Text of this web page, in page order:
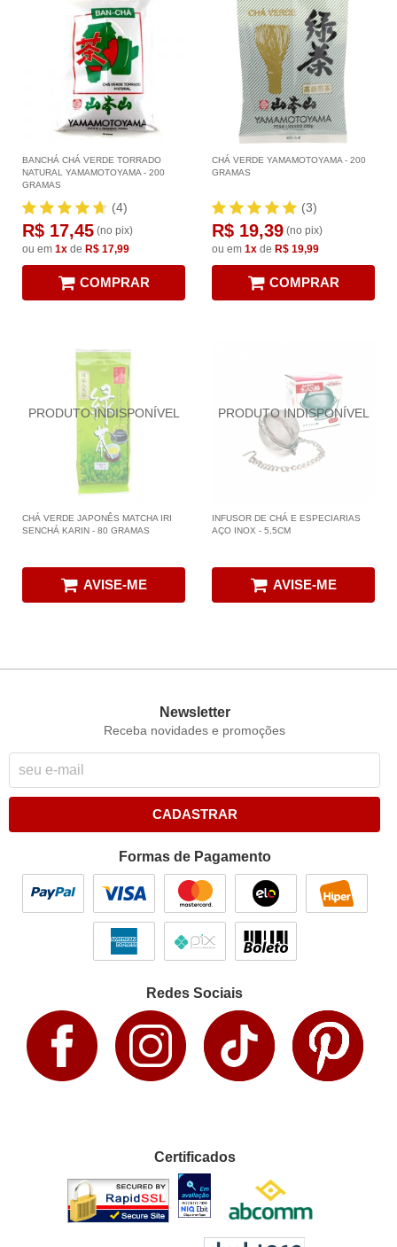
BANCHÁ CHÁ VERDE TORRADO
NATURAL YAMAMOTOYAMA - 200
GRAMAS
(4)
R$ 17,45 (no pix)
ou em 1x de R$ 17,99
COMPRAR
CHÁ VERDE YAMAMOTOYAMA - 200
GRAMAS
(3)
R$ 19,39 (no pix)
ou em 1x de R$ 19,99
COMPRAR
CHÁ VERDE JAPONÊS MATCHA IRI
SENCHÁ KARIN - 80 GRAMAS
AVISE-ME
INFUSOR DE CHÁ E ESPECIARIAS
AÇO INOX - 5,5CM
AVISE-ME
Newsletter
Receba novidades e promoções
CADASTRAR
Formas de Pagamento
Redes Sociais
Certificados